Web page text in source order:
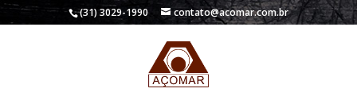
(31) 3029-1990 contato@acomar.com.br